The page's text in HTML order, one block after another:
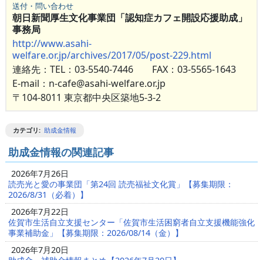
送付・問い合わせ
朝日新聞厚生文化事業団「認知症カフェ開設応援助成」
事務局
http://www.asahi-
welfare.or.jp/archives/2017/05/post-229.html
連絡先：TEL：03-5540-7446 FAX：03-5565-1643
E-mail：n-cafe@asahi-welfare.or.jp
〒104-8011 東京都中央区築地5-3-2
カテゴリ: 助成金情報
助成金情報の関連記事
2026年7月26日
読売光と愛の事業団「第24回 読売福祉文化賞」【募集期限：
2026/8/31（必着）】
2026年7月22日
佐賀市生活自立支援センター「佐賀市生活困窮者自立支援機能強化
事業補助金」【募集期限：2026/08/14（金）】
2026年7月20日